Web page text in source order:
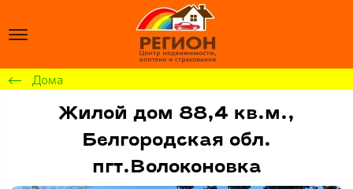
Дома
Жилой дом 88,4 кв.м.,
Белгородская обл.
пгт.Волоконовка